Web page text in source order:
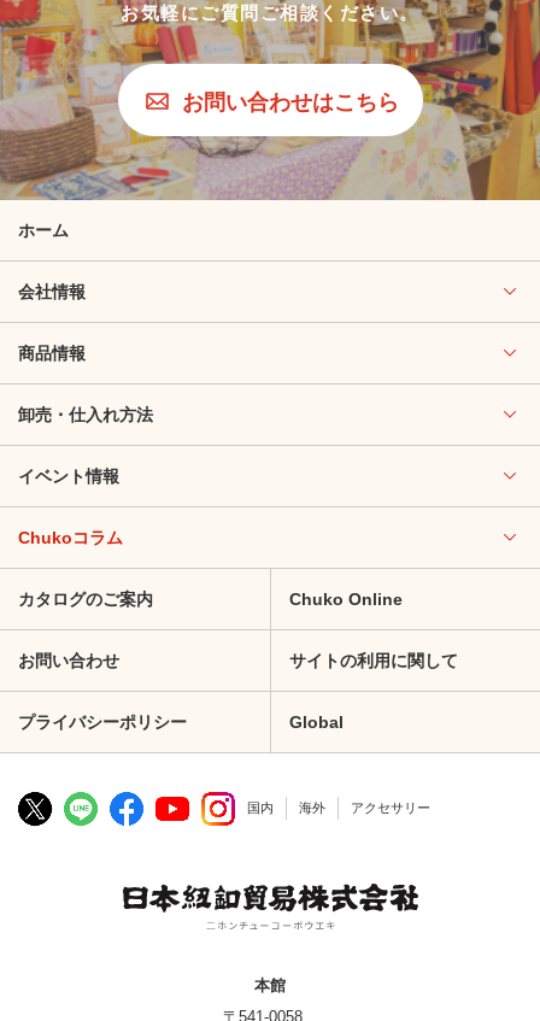
お気軽にご質問ご相談ください。
お問い合わせはこちら
ホーム
会社情報
商品情報
卸売・仕入れ方法
イベント情報
Chukoコラム
カタログのご案内 Chuko Online
お問い合わせ サイトの利用に関して
プライバシーポリシー Global
国内 海外 アクセサリー
本館
〒541-0058